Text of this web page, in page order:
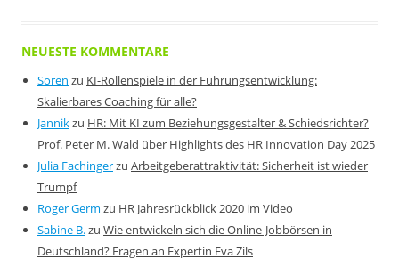
NEUESTE KOMMENTARE
Sören zu KI-Rollenspiele in der Führungsentwicklung:
Skalierbares Coaching für alle?
Jannikzu HR: Mit KI zum Beziehungsgestalter & Schiedsrichter?
Prof. Peter M. Wald über Highlights des HR Innovation Day 2025
Julia Fachingerzu Arbeitgeberattraktivität: Sicherheit ist wieder
Trumpf
Roger Germ zu HR Jahresrückblick 2020 im Video
Sabine B.zu Wie entwickeln sich die Online-Jobbörsen in
Deutschland? Fragen an Expertin Eva Zils